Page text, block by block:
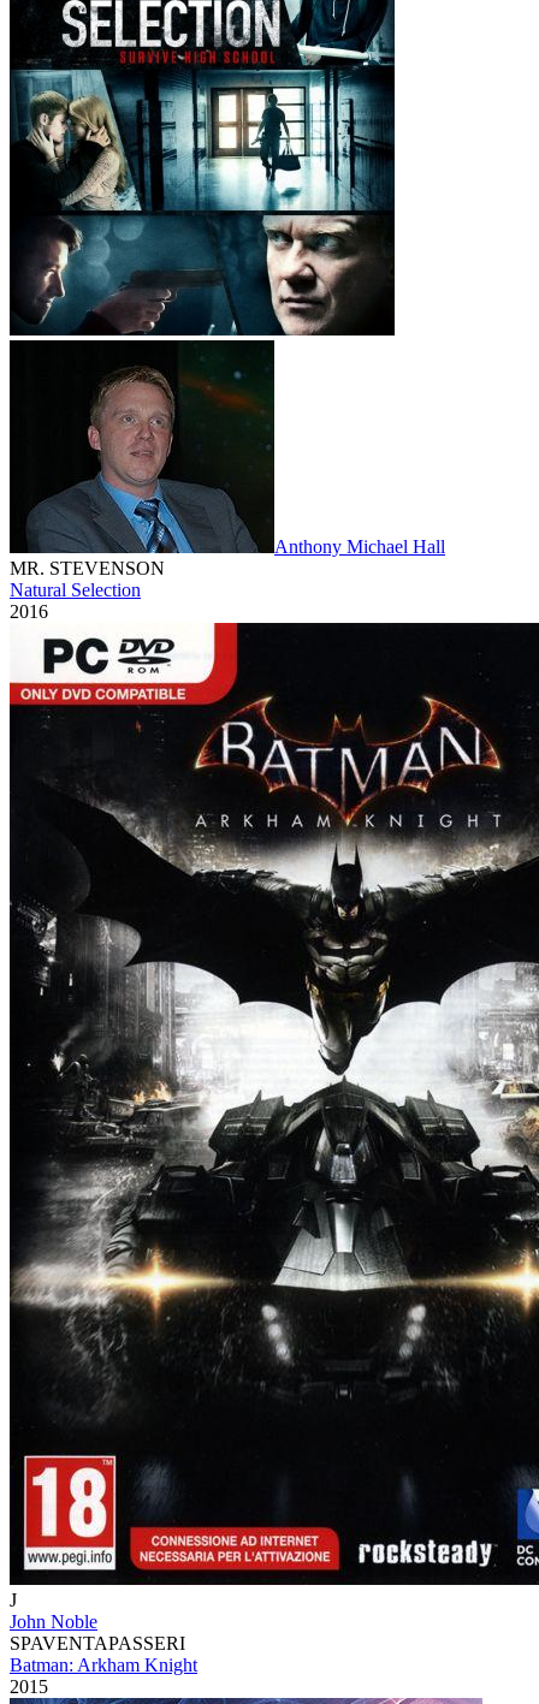
Anthony Michael Hall
MR. STEVENSON
Natural Selection
2016
J
John Noble
SPAVENTAPASSERI
Batman: Arkham Knight
2015